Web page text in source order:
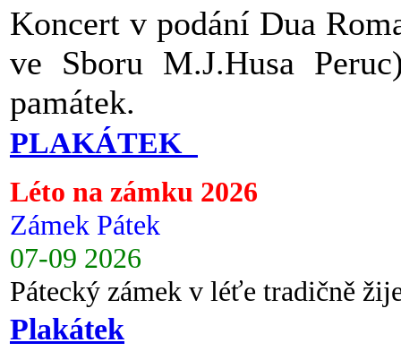
Koncert v podání Dua
ve Sboru M.J.Husa
památek.
PLAKÁTEK
Léto na zámku 2026
Zámek Pátek
07-09 2026
Pátecký zámek v léťe tradičně
Plakátek